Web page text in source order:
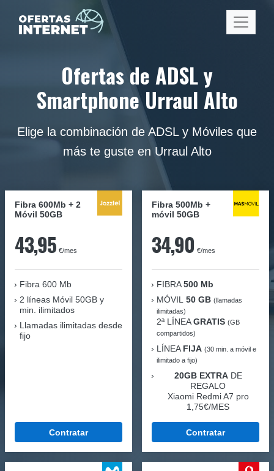
Ofertas de ADSL y
Smartphone Urraul Alto
Elige la combinación de ADSL y Móviles que
más te guste en Urraul Alto
Fibra 600Mb + 2
Móvil 50GB
43,95 €/mes
Fibra 600 Mb
2 líneas Móvil 50GB y
min. ilimitados
Llamadas ilimitadas desde
fijo
Contratar
Fibra 500Mb +
móvil 50GB
34,90 €/mes
FIBRA 500 Mb
MÓVIL 50 GB (llamadas
ilimitadas)
2ª LÍNEAGRATIS (GB
compartidos)
LÍNEA FIJA (30 min. a móvil e
ilimitado a fijo)
20GB EXTRADE
REGALO
Xiaomi Redmi A7 pro
1,75€/MES
Contratar